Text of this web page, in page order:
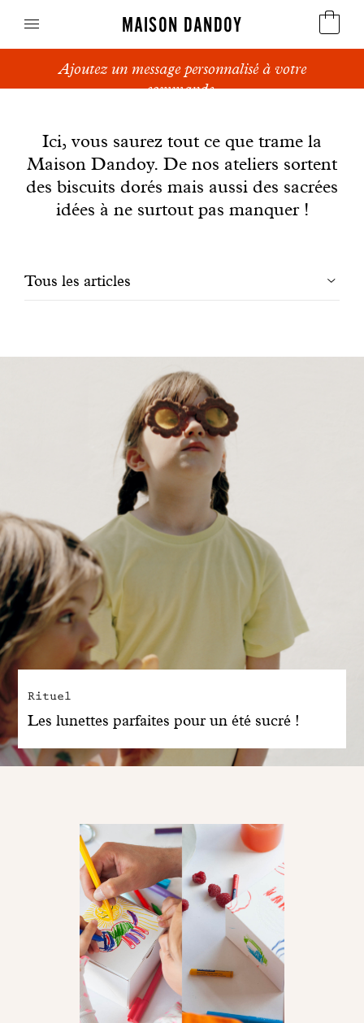
MAISON DANDOY
Speculoos
Pains sucrés
Gâteaux
Engagé avec bon sens
Manifesto
Dandoy Family
Boutiques
E-Shop
Ajoutez un message personnalisé à votre
commande.
Ici, vous saurez tout ce que trame la
Maison Dandoy. De nos ateliers sortent
des biscuits dorés mais aussi des sacrées
idées à ne surtout pas manquer !
Filtrer
Tous les articles
Rituel
Les lunettes parfaites pour un été sucré !